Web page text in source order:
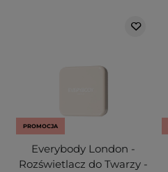
PROMOCJA
Everybody London -
Rozświetlacz do Twarzy -